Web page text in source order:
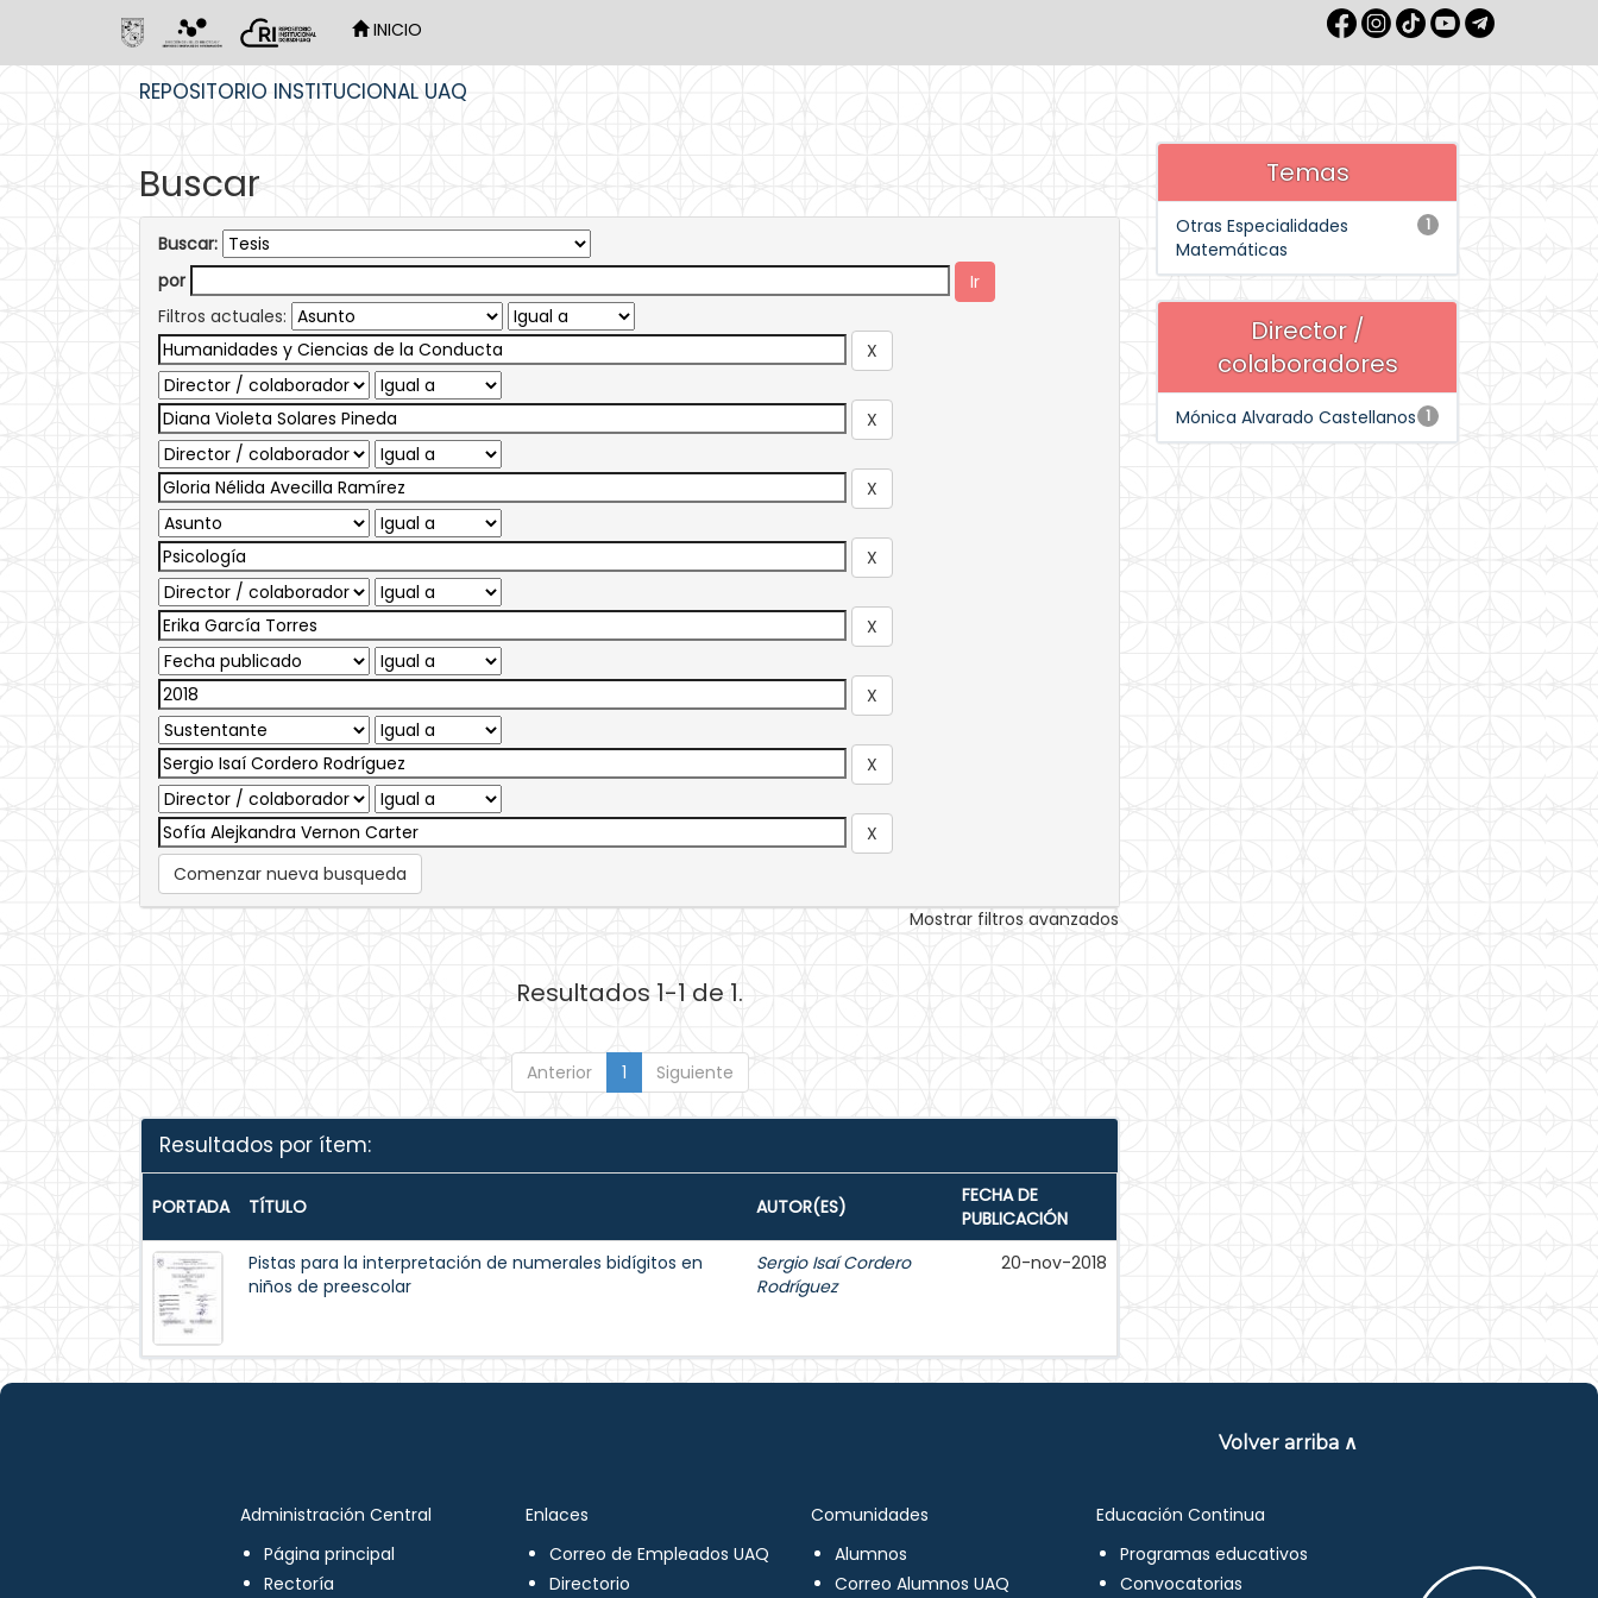
INICIO
REPOSITORIO INSTITUCIONAL UAQ
Buscar
Buscar:
por
Filtros actuales:
Comenzar nueva busqueda
Mostrar filtros avanzados
Resultados 1-1 de 1.
Anterior 1 Siguiente
Resultados por ítem:
PORTADA TÍTULO AUTOR(ES)
FECHA DE
PUBLICACIÓN
Pistas para la interpretación de numerales bidígitos en
niños de preescolar
Sergio Isaí Cordero
Rodríguez
20-nov-2018
Temas
1
Otras Especialidades
Matemáticas
Director /
colaboradores
1
Mónica Alvarado Castellanos
Volver arriba ∧
Administración Central
Página principal
Rectoría
Enlaces
Correo de Empleados UAQ
Directorio
Comunidades
Alumnos
Correo Alumnos UAQ
Educación Continua
Programas educativos
Convocatorias